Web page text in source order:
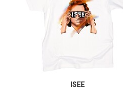
ISEE